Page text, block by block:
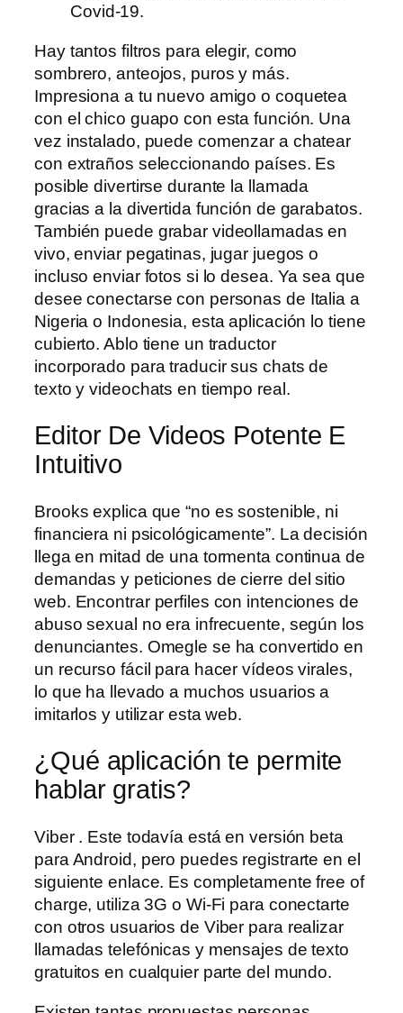
Covid-19.
Hay tantos filtros para elegir, como
sombrero, anteojos, puros y más.
Impresiona a tu nuevo amigo o coquetea
con el chico guapo con esta función. Una
vez instalado, puede comenzar a chatear
con extraños seleccionando países. Es
posible divertirse durante la llamada
gracias a la divertida función de garabatos.
También puede grabar videollamadas en
vivo, enviar pegatinas, jugar juegos o
incluso enviar fotos si lo desea. Ya sea que
desee conectarse con personas de Italia a
Nigeria o Indonesia, esta aplicación lo tiene
cubierto. Ablo tiene un traductor
incorporado para traducir sus chats de
texto y videochats en tiempo real.
Editor De Videos Potente E
Intuitivo
Brooks explica que “no es sostenible, ni
financiera ni psicológicamente”. La decisión
llega en mitad de una tormenta continua de
demandas y peticiones de cierre del sitio
web. Encontrar perfiles con intenciones de
abuso sexual no era infrecuente, según los
denunciantes. Omegle se ha convertido en
un recurso fácil para hacer vídeos virales,
lo que ha llevado a muchos usuarios a
imitarlos y utilizar esta web.
¿Qué aplicación te permite
hablar gratis?
Viber . Este todavía está en versión beta
para Android, pero puedes registrarte en el
siguiente enlace. Es completamente free of
charge, utiliza 3G o Wi-Fi para conectarte
con otros usuarios de Viber para realizar
llamadas telefónicas y mensajes de texto
gratuitos en cualquier parte del mundo.